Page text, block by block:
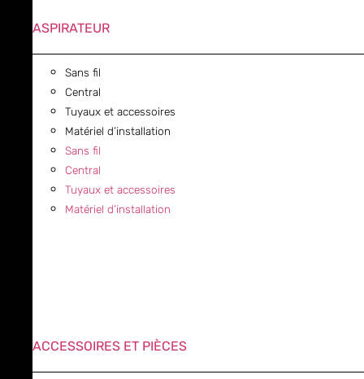
ASPIRATEUR
Sans fil
Central
Tuyaux et accessoires
Matériel d’installation
Sans fil
Central
Tuyaux et accessoires
Matériel d’installation
ACCESSOIRES ET PIÈCES